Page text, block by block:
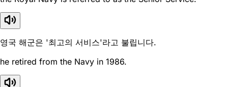
영국 해군은 '최고의 서비스'라고 불립니다.
he retired from the Navy in 1986.